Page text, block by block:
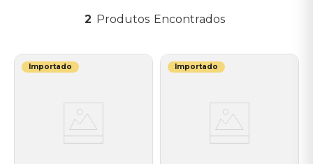
2 Produtos
Importado Importado